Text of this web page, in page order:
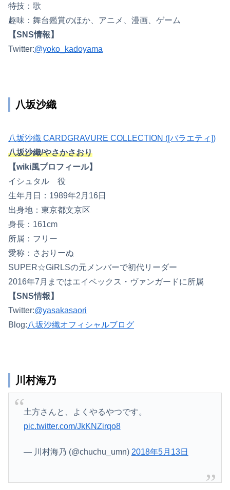
特技：歌
趣味：舞台鑑賞のほか、アニメ、漫画、ゲーム
【SNS情報】
Twitter:@yoko_kadoyama
八坂沙織
八坂沙織 CARDGRAVURE COLLECTION ([バラエティ])
八坂沙織/やさかさおり
【wiki風プロフィール】
イシュタル 役
生年月日：1989年2月16日
出身地：東京都文京区
身長：161cm
所属：フリー
愛称：さおりーぬ
SUPER☆GiRLSの元メンバーで初代リーダー
2016年7月まではエイベックス・ヴァンガードに所属
【SNS情報】
Twitter:@yasakasaori
Blog:八坂沙織オフィシャルブログ
川村海乃
土方さんと、よくやるやつです。
pic.twitter.com/JkKNZirqo8
— 川村海乃 (@chuchu_umn) 2018年5月13日